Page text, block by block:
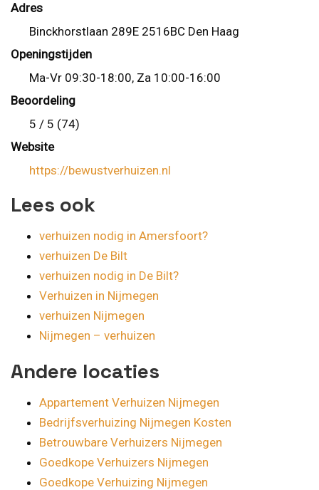
Adres
Binckhorstlaan 289E 2516BC Den Haag
Openingstijden
Ma-Vr 09:30-18:00, Za 10:00-16:00
Beoordeling
5 / 5 (74)
Website
https://bewustverhuizen.nl
Lees ook
verhuizen nodig in Amersfoort?
verhuizen De Bilt
verhuizen nodig in De Bilt?
Verhuizen in Nijmegen
verhuizen Nijmegen
Nijmegen – verhuizen
Andere locaties
Appartement Verhuizen Nijmegen
Bedrijfsverhuizing Nijmegen Kosten
Betrouwbare Verhuizers Nijmegen
Goedkope Verhuizers Nijmegen
Goedkope Verhuizing Nijmegen